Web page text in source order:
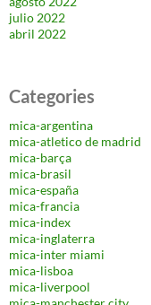
julio 2022
abril 2022
Categories
mica-argentina
mica-atletico de madrid
mica-barça
mica-brasil
mica-españa
mica-francia
mica-index
mica-inglaterra
mica-inter miami
mica-lisboa
mica-liverpool